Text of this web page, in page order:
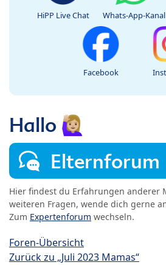
HiPP Live Chat Whats-App-Kanal
Facebook
Hallo 🙋🏼‍♀️
Elternforum
Hier findest du Erfahrungen anderer
weiteren Fragen, wende dich gerne
Zum Expertenforum wechseln.
Foren-Übersicht
Zurück zu „Juli 2023 Mamas“